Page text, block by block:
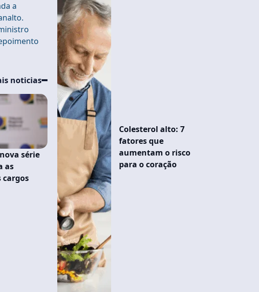
a
noticias
série
as
cargos
Colesterol alto: 7
fatores que
aumentam o risco
para o coração